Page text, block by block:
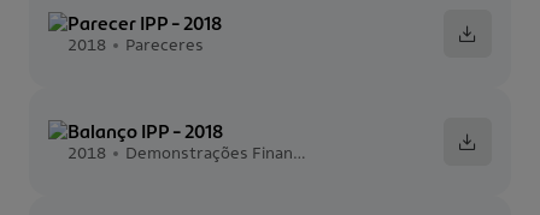
Parecer IPP - 2018
2018 Pareceres
Balanço IPP - 2018
2018 Demonstrações Financeiras